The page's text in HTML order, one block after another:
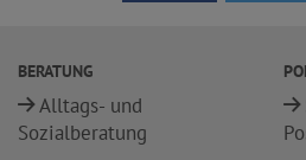
BERATUNG
Alltags- und
Sozialberatung